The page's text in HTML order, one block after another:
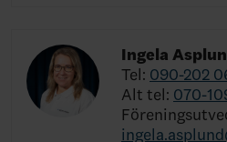
Ingela
Tel: 090-202
Alt tel: 070-